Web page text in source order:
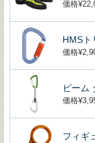
価格
HMSト
価格
ビーム
価格
フィギ